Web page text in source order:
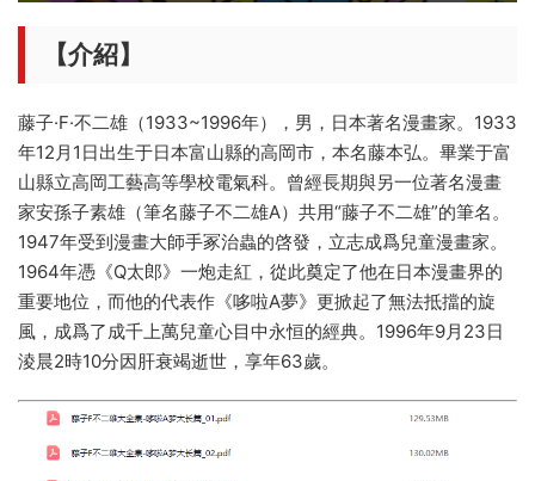
【介紹】
藤子·F·不二雄（1933~1996年），男，日本著名漫畫家。1933
年12月1日出生于日本富山縣的高岡市，本名藤本弘。畢業于富
山縣立高岡工藝高等學校電氣科。曾經長期與另一位著名漫畫
家安孫子素雄（筆名藤子不二雄A）共用“藤子不二雄”的筆名。
1947年受到漫畫大師手冢治蟲的啓發，立志成爲兒童漫畫家。
1964年憑《Q太郎》一炮走紅，從此奠定了他在日本漫畫界的
重要地位，而他的代表作《哆啦A夢》更掀起了無法抵擋的旋
風，成爲了成千上萬兒童心目中永恒的經典。1996年9月23日
淩晨2時10分因肝衰竭逝世，享年63歲。